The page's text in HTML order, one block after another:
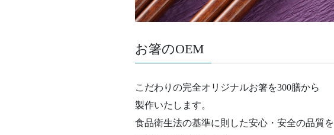
お箸のOEM
こだわりの完全オリジナルお箸を300膳から
製作いたします。
食品衛生法の基準に則した安心・安全の品質を